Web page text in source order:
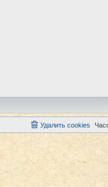
Удалить cookies